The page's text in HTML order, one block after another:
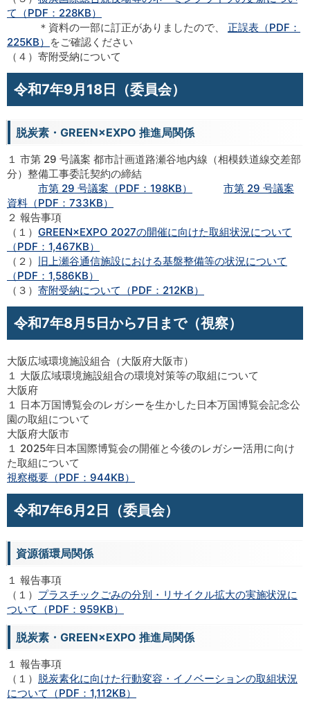
て（PDF：228KB）
＊資料の一部に訂正がありましたので、 正誤表（PDF：
225KB） をご確認ください
（４）寄附受納について
令和7年9月18日（委員会）
脱炭素・GREEN×EXPO 推進局関係
１ 市第 29 号議案 都市計画道路瀬谷地内線（相模鉄道線交差部
分）整備工事委託契約の締結
市第 29 号議案（PDF：198KB）
市第 29 号議案
資料（PDF：733KB）
２ 報告事項
（１） GREEN×EXPO 2027の開催に向けた取組状況について
（PDF：1,467KB）
（２） 旧上瀬谷通信施設における基盤整備等の状況について
（PDF：1,586KB）
（３） 寄附受納について（PDF：212KB）
令和7年8月5日から7日まで（視察）
大阪広域環境施設組合（大阪府大阪市）
１ 大阪広域環境施設組合の環境対策等の取組について
大阪府
１ 日本万国博覧会のレガシーを生かした日本万国博覧会記念公
園の取組について
大阪府大阪市
１ 2025年日本国際博覧会の開催と今後のレガシー活用に向け
た取組について
視察概要（PDF：944KB）
令和7年6月2日（委員会）
資源循環局関係
１ 報告事項
（１） プラスチックごみの分別・リサイクル拡大の実施状況に
ついて（PDF：959KB）
脱炭素・GREEN×EXPO 推進局関係
１ 報告事項
（１） 脱炭素化に向けた行動変容・イノベーションの取組状況
について（PDF：1,112KB）